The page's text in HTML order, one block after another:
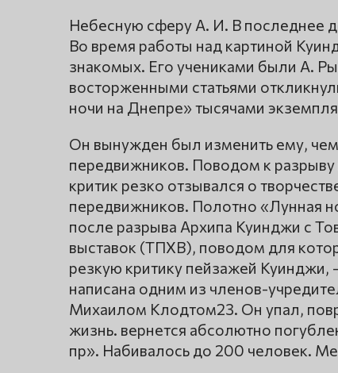
Небесную сферу А. И. В последнее
Во время работы над картиной
знакомых. Его учениками были А.
восторженными статьями
ночи на Днепре» тысячами
Он вынужден был изменить ему,
передвижников. Поводом к разрыву
критик резко отзывался о
передвижников. Полотно «Лунная
после разрыва Архипа Куинджи с
выставок (ТПХВ), поводом для
резкую критику пейзажей Куинджи,
написана одним из членов-
Михаилом Клодтом23. Он упал,
жизнь. вернется абсолютно
пр». Набивалось до 200 человек.